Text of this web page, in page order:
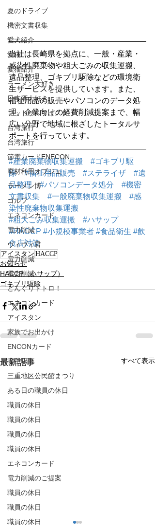
夏のドライブ
機密文書収集
愛犬紹介
愛猫
愛猫紹介
ラーメン大好き
日本酒大好き
フットサルフェスタ
台湾旅行
台湾旅行
節電カードENECON
廃材利用オブジェ
ラーメン博
ゴルフ
エネコンカード
電力削減
ヴィヴィ君
電力削減
電力削減
どんぐりトトロ！
エネコンカード
アイスタン
家族でお出かけ
ENCONカード
害虫駆除
三重地区公民館まつり
ある日の職員の休日
職員の休日
職員の休日
職員の休日
職員の休日
エネコンカード
電力削減のご提案
職員の休日
職員の休日
職員の休日
当社は長崎県を拠点に、一般・産業・
感染性廃棄物や粗大ごみの収集運搬、
遺品整理、ゴキブリ駆除などの環境衛
生サービスを提供しています。また、
福祉用品の販売やパソコンのデータ処
理、企業向けの経費削減提案まで、幅
広い分野で地域に根ざしたトータルサ
ポートを行っています。
#産業廃棄物収集運搬
#ゴキブリ駆
除
#福祉用品販売 #ステライザ
#遺
品整理
#パソコンデータ処分
#機密
文書収集
#一般廃棄物収集運搬
#感
染性廃棄物収集運搬
#粗大ごみ収集運搬
#ハサップ
#HACCP #小規模事業者 #食品衛生 #飲
食店対策
アイスタン HACCP
お知らせ
HACCP（ハサップ）
ゴキブリ駆除
最新記事 すべて表示